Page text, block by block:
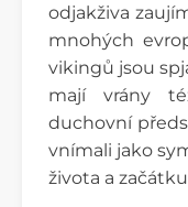
odjakživa
mnohých
vikingů jsou
mají vrány
duchovní
vnímali jako
života a